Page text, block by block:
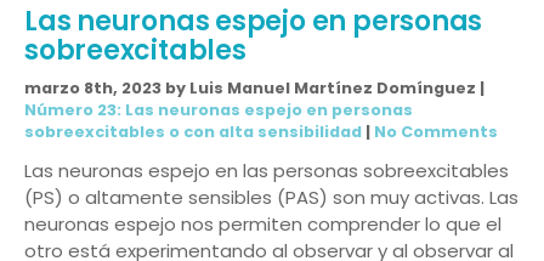
Las neuronas espejo en personas
sobreexcitables
marzo 8th, 2023 by Luis Manuel Martínez Domínguez |
Número 23: Las neuronas espejo en personas
sobreexcitables o con alta sensibilidad | No Comments
Las neuronas espejo en las personas sobreexcitables
(PS) o altamente sensibles (PAS) son muy activas. Las
neuronas espejo nos permiten comprender lo que el
otro está experimentando al observar y al observar al